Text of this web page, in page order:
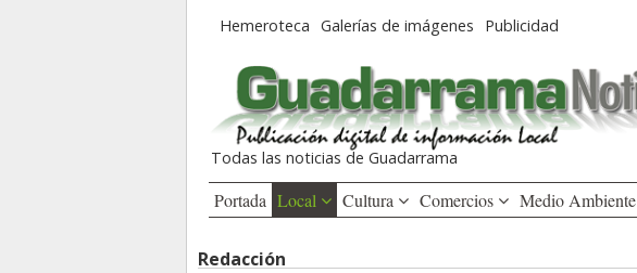
Hemeroteca Galerías de imágenes Publicidad
Todas las noticias de Guadarrama
Portada Local Cultura Comercios Medio Ambiente
Redacción